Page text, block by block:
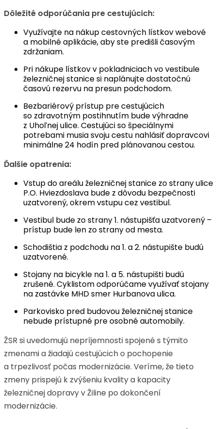
Dôležité odporúčania pre cestujúcich:
Využívajte na nákup cestovných lístkov webové
a mobilné aplikácie, aby ste predišli časovým
zdržaniam.
Pri nákupe lístkov v pokladniciach vo vestibule
železničnej stanice si naplánujte dostatočnú
časovú rezervu na presun podchodom.
Bezbariérový prístup pre cestujúcich
so zdravotným postihnutím bude výhradne
z Uhoľnej ulice. Cestujúci so špeciálnymi
potrebami musia svoju cestu nahlásiť dopravcovi
minimálne 24 hodín pred plánovanou cestou.
Ďalšie opatrenia:
Vstup do areálu železničnej stanice zo strany ulice
P.O. Hviezdoslava bude z dôvodu bezpečnosti
uzatvorený, okrem vstupu cez vestibul.
Vestibul bude zo strany 1. nástupišťa uzatvorený –
prístup bude len zo strany od mesta.
Schodištia z podchodu na 1. a 2. nástupište budú
uzatvorené.
Stojany na bicykle na 1. a 5. nástupišti budú
zrušené. Cyklistom odporúčame využívať stojany
na zastávke MHD smer Hurbanova ulica.
Parkovisko pred budovou železničnej stanice
nebude prístupné pre osobné automobily.
ŽSR si uvedomujú nepríjemnosti spojené s týmito
zmenami a žiadajú cestujúcich o pochopenie
a trpezlivosť počas modernizácie. Veríme, že tieto
zmeny prispejú k zvýšeniu kvality a kapacity
železničnej dopravy v Žiline po dokončení
modernizácie.